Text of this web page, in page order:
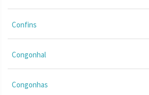
Confins
Congonhal
Congonhas